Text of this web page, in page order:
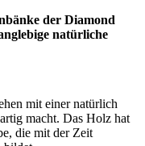
der Diamond
natürliche
mit einer natürlich
macht. Das Holz hat
die mit der Zeit